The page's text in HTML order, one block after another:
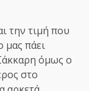
την τιμή που
μας πάει
όμως ο
στο